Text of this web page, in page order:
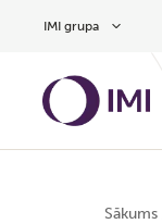
IMI grupa
Sākums